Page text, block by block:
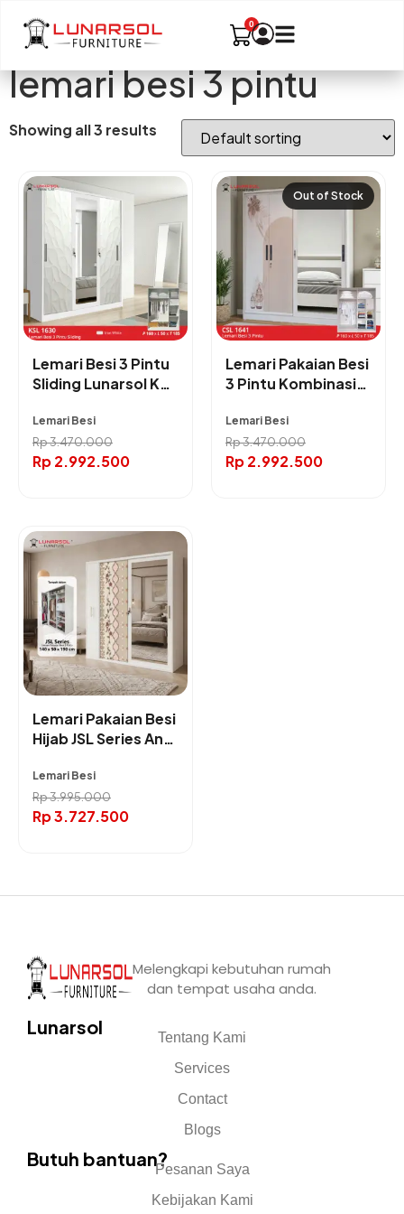
lemari besi 3 pintu
Showing all 3 results
Lemari Besi 3 Pintu
Sliding Lunarsol KSL
Full Body
Lemari Besi
Rp3.470.000
Rp2.992.500
Out of Stock
Lemari Pakaian Besi
3 Pintu Kombinasi
Furniture
Lemari Besi
Rp3.470.000
Rp2.992.500
Lemari Pakaian Besi
Hijab JSL Series Anti
Lemari Besi
Rp3.995.000
Rp3.727.500
Melengkapi kebutuhan rumah
dan tempat usaha anda.
Lunarsol
Tentang Kami
Services
Contact
Blogs
Butuh bantuan?Pesanan Saya
Kebijakan Kami